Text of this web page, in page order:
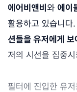
에어비앤비와 에이
활용하고 있습니다
션들을 유저에게 보
저의 시선을 집중
필터에 진입한 유